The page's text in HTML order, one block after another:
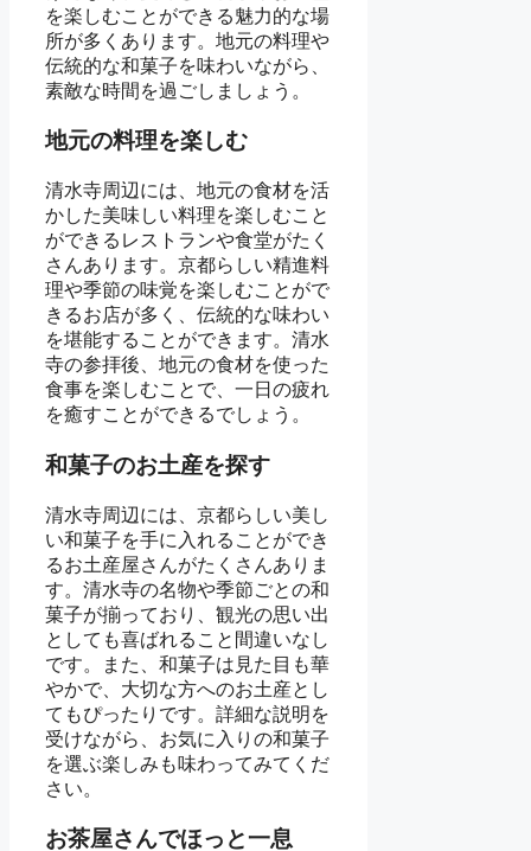
を楽しむことができる魅力的な場
所が多くあります。地元の料理や
伝統的な和菓子を味わいながら、
素敵な時間を過ごしましょう。
地元の料理を楽しむ
清水寺周辺には、地元の食材を活
かした美味しい料理を楽しむこと
ができるレストランや食堂がたく
さんあります。京都らしい精進料
理や季節の味覚を楽しむことがで
きるお店が多く、伝統的な味わい
を堪能することができます。清水
寺の参拝後、地元の食材を使った
食事を楽しむことで、一日の疲れ
を癒すことができるでしょう。
和菓子のお土産を探す
清水寺周辺には、京都らしい美し
い和菓子を手に入れることができ
るお土産屋さんがたくさんありま
す。清水寺の名物や季節ごとの和
菓子が揃っており、観光の思い出
としても喜ばれること間違いなし
です。また、和菓子は見た目も華
やかで、大切な方へのお土産とし
てもぴったりです。詳細な説明を
受けながら、お気に入りの和菓子
を選ぶ楽しみも味わってみてくだ
さい。
お茶屋さんでほっと一息